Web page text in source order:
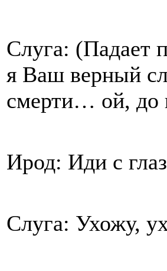
Слуга: (Падает
я Ваш верный
смерти… ой, до
Ирод: Иди с
Слуга: Ухожу,